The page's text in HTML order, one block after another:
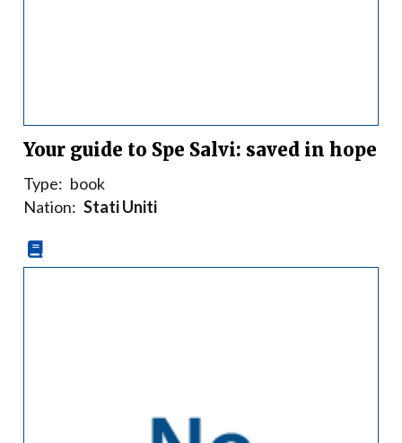
Your guide to Spe Salvi: saved in hope
Type: book
Nation: Stati Uniti